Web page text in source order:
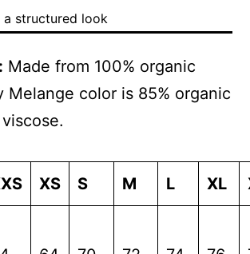
a structured look
Made from 100% organic
Melange color is 85% organic
XS S M L XL